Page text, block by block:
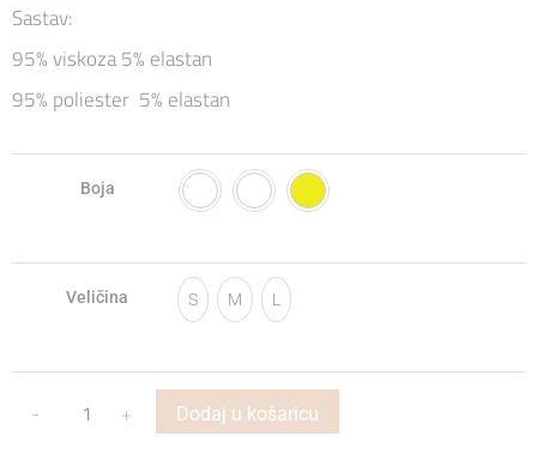
Sastav:
95% viskoza 5% elastan
95% poliester 5% elastan
Boja
Veličina S M L
- + Dodaj u košaricu